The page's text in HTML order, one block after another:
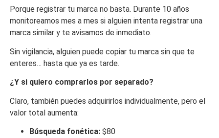
Porque registrar tu marca no basta. Durante 10 años
monitoreamos mes a mes si alguien intenta registrar una
marca similar y te avisamos de inmediato.
Sin vigilancia, alguien puede copiar tu marca sin que te
enteres… hasta que ya es tarde.
¿Y si quiero comprarlos por separado?
Claro, también puedes adquirirlos individualmente, pero el
valor total aumenta:
Búsqueda fonética: $80